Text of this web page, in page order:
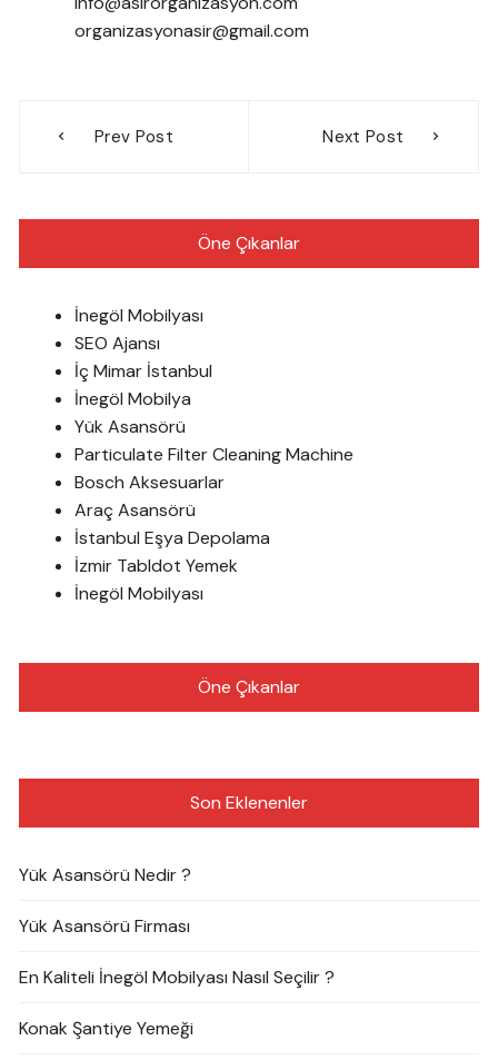
organizasyonasir@gmail.com
gezinmesi
Prev Post Next Post
Öne Çıkanlar
İnegöl Mobilyası
SEO Ajansı
İç Mimar İstanbul
İnegöl Mobilya
Yük Asansörü
Particulate Filter Cleaning Machine
Bosch Aksesuarlar
Araç Asansörü
İstanbul Eşya Depolama
İzmir Tabldot Yemek
İnegöl Mobilyası
Öne Çıkanlar
Son Eklenenler
Yük Asansörü Nedir ?
Yük Asansörü Firması
En Kaliteli İnegöl Mobilyası Nasıl Seçilir ?
Konak Şantiye Yemeği